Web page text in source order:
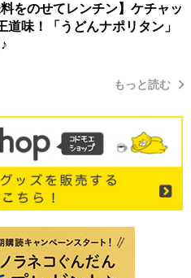
料をのせてレンチン】ケチャッ
道味！「うどんナポリタン」
もっと読む